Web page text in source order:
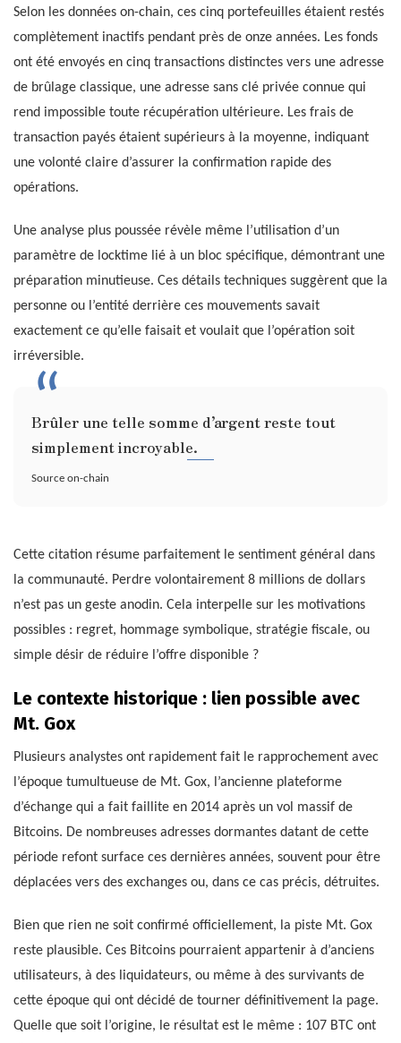
Selon les données on-chain, ces cinq portefeuilles étaient restés
complètement inactifs pendant près de onze années. Les fonds
ont été envoyés en cinq transactions distinctes vers une adresse
de brûlage classique, une adresse sans clé privée connue qui
rend impossible toute récupération ultérieure. Les frais de
transaction payés étaient supérieurs à la moyenne, indiquant
une volonté claire d’assurer la confirmation rapide des
opérations.
Une analyse plus poussée révèle même l’utilisation d’un
paramètre de locktime lié à un bloc spécifique, démontrant une
préparation minutieuse. Ces détails techniques suggèrent que la
personne ou l’entité derrière ces mouvements savait
exactement ce qu’elle faisait et voulait que l’opération soit
irréversible.
Brûler une telle somme d’argent reste tout
simplement incroyable.
Source on-chain
Cette citation résume parfaitement le sentiment général dans
la communauté. Perdre volontairement 8 millions de dollars
n’est pas un geste anodin. Cela interpelle sur les motivations
possibles : regret, hommage symbolique, stratégie fiscale, ou
simple désir de réduire l’offre disponible ?
Le contexte historique : lien possible avec
Mt. Gox
Plusieurs analystes ont rapidement fait le rapprochement avec
l’époque tumultueuse de Mt. Gox, l’ancienne plateforme
d’échange qui a fait faillite en 2014 après un vol massif de
Bitcoins. De nombreuses adresses dormantes datant de cette
période refont surface ces dernières années, souvent pour être
déplacées vers des exchanges ou, dans ce cas précis, détruites.
Bien que rien ne soit confirmé officiellement, la piste Mt. Gox
reste plausible. Ces Bitcoins pourraient appartenir à d’anciens
utilisateurs, à des liquidateurs, ou même à des survivants de
cette époque qui ont décidé de tourner définitivement la page.
Quelle que soit l’origine, le résultat est le même : 107 BTC ont